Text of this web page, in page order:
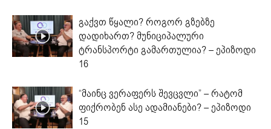
გაქვთ წყალი? როგორ გზებზე
დადიხართ? მუნიციპალური
ტრანსპორტი გამართულია? – ეპიზოდი
16
“მაინც ვერაფერს შევცვლი” – რატომ
ფიქრობენ ასე ადამიანები? – ეპიზოდი
15